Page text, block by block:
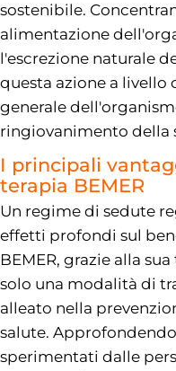
sostenibile.
alimentazione
l'escrezione naturale
questa azione a livello
generale
ringiovanimento della
I principali
terapia BEMER
Un regime di sedute
effetti profondi sul
BEMER, grazie alla
solo una modalità di
alleato nella
salute.
sperimentati dalle